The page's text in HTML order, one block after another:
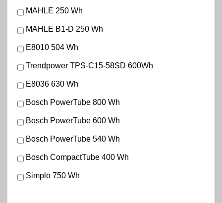
MAHLE 250 Wh
MAHLE B1-D 250 Wh
E8010 504 Wh
Trendpower TPS-C15-58SD 600Wh
E8036 630 Wh
Bosch PowerTube 800 Wh
Bosch PowerTube 600 Wh
Bosch PowerTube 540 Wh
Bosch CompactTube 400 Wh
Simplo 750 Wh